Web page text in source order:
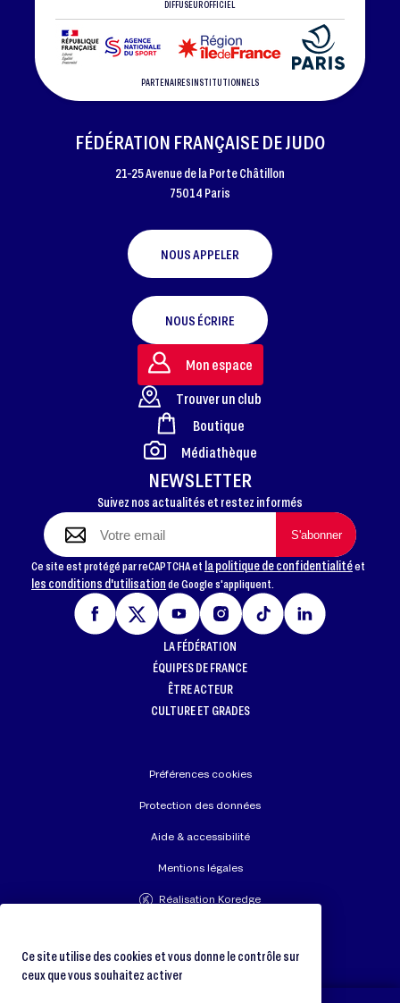
DIFFUSEUR OFFICIEL
PARTENAIRES INSTITUTIONNELS
FOOTER
FÉDÉRATION FRANÇAISE DE JUDO
21-25 Avenue de la Porte Châtillon
75014 Paris
NOUS APPELER
NOUS ÉCRIRE
NEWSLETTER
Suivez nos actualités et restez informés
Ce site est protégé par reCAPTCHA et la politique de confidentialitéet
les conditions d'utilisationde Google s'appliquent.
Mon espace
Trouver un club
Boutique
Médiathèque
LA FÉDÉRATION
ÉQUIPES DE FRANCE
ÊTRE ACTEUR
CULTURE ET GRADES
Préférences cookies
Protection des données
Aide & accessibilité
Mentions légales
Réalisation Koredge
Ce site utilise des cookies et vous donne le contrôle sur
ceux que vous souhaitez activer